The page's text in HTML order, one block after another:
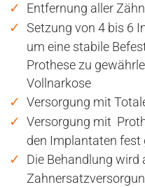
Entfernung aller
Setzung von 4 bis 6
um eine stabile
Prothese zu
Vollnarkose
Versorgung mit
Versorgung mit
den Implantaten fest
Die Behandlung wird